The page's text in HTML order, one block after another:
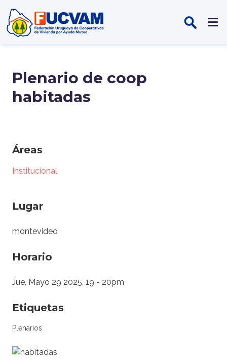
Plenario de coop
habitadas
Áreas
Institucional
Lugar
montevideo
Horario
Jue, Mayo 29 2025, 19 - 20pm
Etiquetas
Plenarios